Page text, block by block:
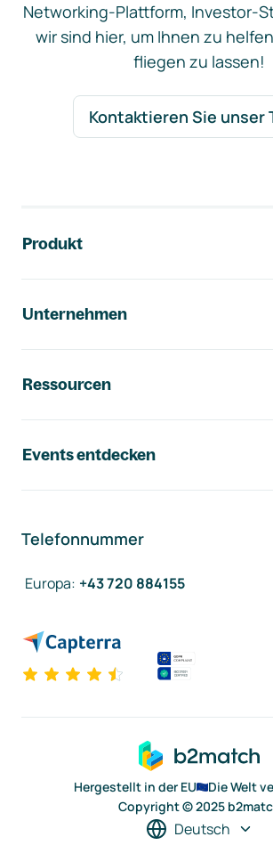
Networking-Plattform, Investor-
wir sind hier, um Ihnen zu
fliegen zu lassen!
Kontaktieren Sie unser
Produkt
Unternehmen
Ressourcen
Events entdecken
Telefonnummer
Europa: +43 720 884155
Hergestellt in der EU
Die Welt
Copyright © 2025
Deutsch